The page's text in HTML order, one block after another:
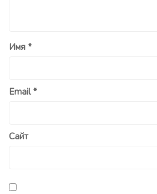
Имя *
Email*
Сайт